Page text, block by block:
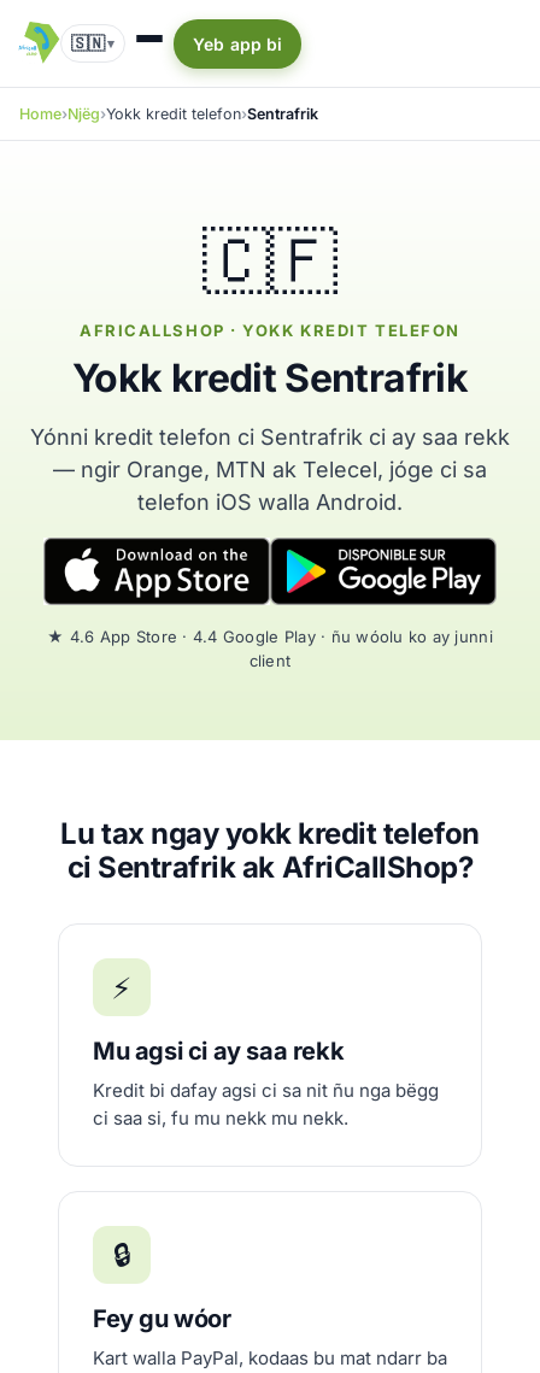
🇸🇳▾ Yeb app bi
Home Njëg Yokk kredit telefon Sentrafrik
🇨🇫
AFRICALLSHOP · YOKK KREDIT TELEFON
Yokk kredit Sentrafrik
Yónni kredit telefon ci Sentrafrik ci ay saa rekk
— ngir Orange, MTN ak Telecel, jóge ci sa
telefon iOS walla Android.
★ 4.6 App Store · 4.4 Google Play · ñu wóolu ko ay junni
client
Lu tax ngay yokk kredit telefon
ci Sentrafrik ak AfriCallShop?
⚡
Mu agsi ci ay saa rekk
Kredit bi dafay agsi ci sa nit ñu nga bëgg
ci saa si, fu mu nekk mu nekk.
🔒
Fey gu wóor
Kart walla PayPal, kodaas bu mat ndarr ba